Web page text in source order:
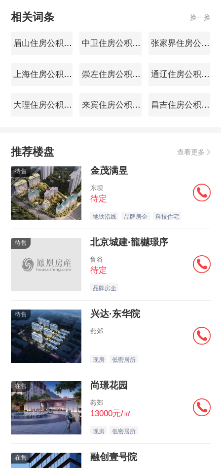
相关词条 换一换
眉山住房公积金查询 中卫住房公积金查询 张家界住房公积金查询
上海住房公积金查询 崇左住房公积金查询 通辽住房公积金查询
大理住房公积金查询 来宾住房公积金查询 昌吉住房公积金查询
推荐楼盘 查看更多
待售 金茂满昱
东坝
待定
地铁沿线 品牌房企 科技住宅
待售 北京城建·龍樾璟序
鲁谷
待定
品牌房企
待售 兴达·东华院
燕郊
现房 低密居所
在售 尚璟花园
燕郊
13000元/㎡
现房 低密居所
在售 融创壹号院